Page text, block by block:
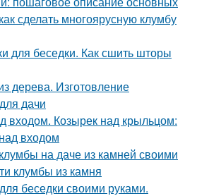
сделать многоярусную клумбу
для беседки. Как сшить шторы
дерева. Изготовление
дачи
входом. Козырек над крыльцом:
входом
на даче из камней своими
клумбы из камня
беседки своими руками.